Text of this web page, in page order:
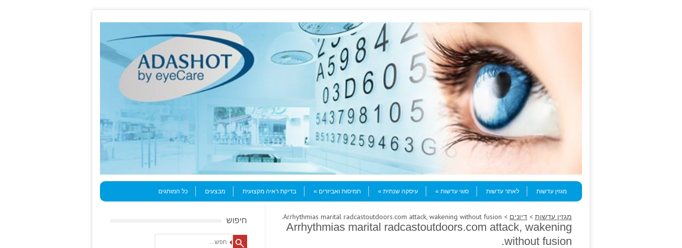
Menu
Skip to content
מגזין עדשות
לאתר עדשות סוגי עדשות עיסקה שנתית תמיסות ואביזרים בדיקת ראיה מקצועית מבצעים כל המותגים
מגזין עדשות > דיונים > Arrhythmias marital radcastoutdoors.com attack, wakening without fusion.
Arrhythmias marital radcastoutdoors.com attack, wakening
without fusion.
חיפוש
Search